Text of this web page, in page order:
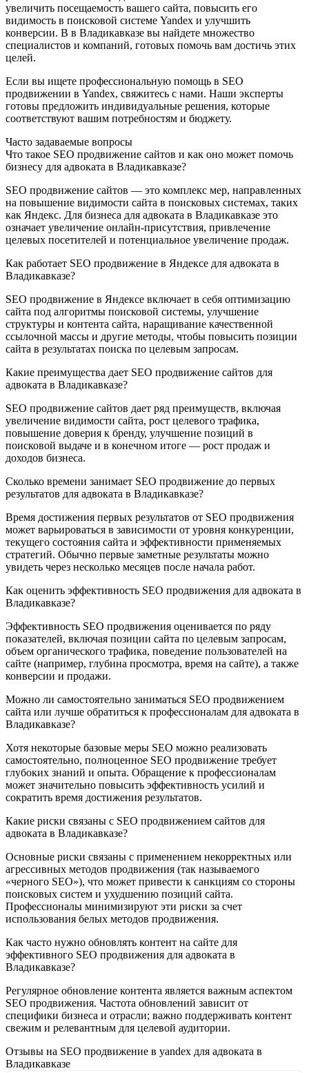
увеличить посещаемость вашего сайта, повысить его
видимость в поисковой системе Yandex и улучшить
конверсии. В в Владикавказе вы найдете множество
специалистов и компаний, готовых помочь вам достичь этих
целей.
Если вы ищете профессиональную помощь в SEO
продвижении в Yandex, свяжитесь с нами. Наши эксперты
готовы предложить индивидуальные решения, которые
соответствуют вашим потребностям и бюджету.
Часто задаваемые вопросы
Что такое SEO продвижение сайтов и как оно может помочь
бизнесу для адвоката в Владикавказе?
SEO продвижение сайтов — это комплекс мер, направленных
на повышение видимости сайта в поисковых системах, таких
как Яндекс. Для бизнеса для адвоката в Владикавказе это
означает увеличение онлайн-присутствия, привлечение
целевых посетителей и потенциальное увеличение продаж.
Как работает SEO продвижение в Яндексе для адвоката в
Владикавказе?
SEO продвижение в Яндексе включает в себя оптимизацию
сайта под алгоритмы поисковой системы, улучшение
структуры и контента сайта, наращивание качественной
ссылочной массы и другие методы, чтобы повысить позиции
сайта в результатах поиска по целевым запросам.
Какие преимущества дает SEO продвижение сайтов для
адвоката в Владикавказе?
SEO продвижение сайтов дает ряд преимуществ, включая
увеличение видимости сайта, рост целевого трафика,
повышение доверия к бренду, улучшение позиций в
поисковой выдаче и в конечном итоге — рост продаж и
доходов бизнеса.
Сколько времени занимает SEO продвижение до первых
результатов для адвоката в Владикавказе?
Время достижения первых результатов от SEO продвижения
может варьироваться в зависимости от уровня конкуренции,
текущего состояния сайта и эффективности применяемых
стратегий. Обычно первые заметные результаты можно
увидеть через несколько месяцев после начала работ.
Как оценить эффективность SEO продвижения для адвоката в
Владикавказе?
Эффективность SEO продвижения оценивается по ряду
показателей, включая позиции сайта по целевым запросам,
объем органического трафика, поведение пользователей на
сайте (например, глубина просмотра, время на сайте), а также
конверсии и продажи.
Можно ли самостоятельно заниматься SEO продвижением
сайта или лучше обратиться к профессионалам для адвоката в
Владикавказе?
Хотя некоторые базовые меры SEO можно реализовать
самостоятельно, полноценное SEO продвижение требует
глубоких знаний и опыта. Обращение к профессионалам
может значительно повысить эффективность усилий и
сократить время достижения результатов.
Какие риски связаны с SEO продвижением сайтов для
адвоката в Владикавказе?
Основные риски связаны с применением некорректных или
агрессивных методов продвижения (так называемого
«черного SEO»), что может привести к санкциям со стороны
поисковых систем и ухудшению позиций сайта.
Профессионалы минимизируют эти риски за счет
использования белых методов продвижения.
Как часто нужно обновлять контент на сайте для
эффективного SEO продвижения для адвоката в
Владикавказе?
Регулярное обновление контента является важным аспектом
SEO продвижения. Частота обновлений зависит от
специфики бизнеса и отрасли; важно поддерживать контент
свежим и релевантным для целевой аудитории.
Отзывы на SEO продвижение в yandex для адвоката в
Владикавказе